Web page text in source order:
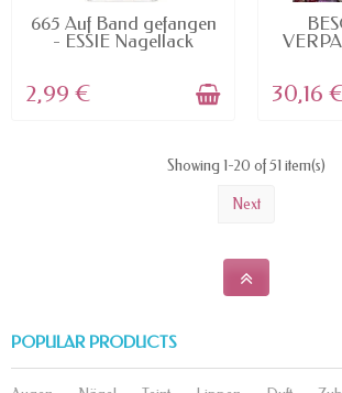
AVAILABLE
665 Auf Band gefangen
- ESSIE Nagellack
2,99 € 30,16
Showing 1-20 of 51 item(s)
Next
POPULAR PRODUCTS